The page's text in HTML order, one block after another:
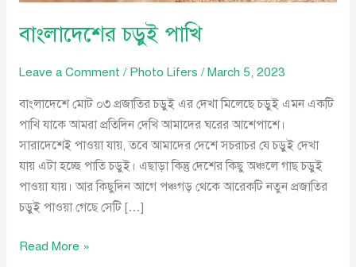
বাংলাদেশের চড়ুই পাখি
Leave a Comment / Photo Lifers /March 5, 2023
বাংলাদেশে মোট ০৩ প্রজাতির চড়ুই এর দেখা মিলেছে চড়ুই এমন একটি
পাখি যাকে আমরা প্রতিদিন দেখি আমাদের ঘরের আশেপাশে।
সারাদেশেই পাওয়া যায়, তবে আমাদের দেশে সচরাচর যে চড়ুই দেখা
যায় এটা হচ্ছে পাতি চড়ুই। এছাড়া কিন্তু দেশের কিছু অঞ্চলে গাছ চড়ুই
পাওয়া যায়। আর কিছুদিন আগে পঞ্চগড় থেকে আরেকটি নতুন প্রজাতির
চড়ুই পাওয়া গেছে সেটি […]
Read More »